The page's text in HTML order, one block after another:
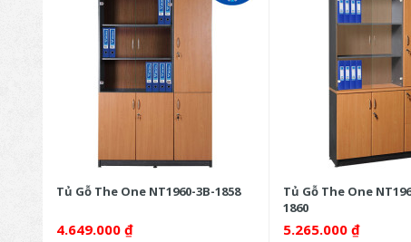
Tủ Gỗ The One NT1960-3B-1858
4.649.000 ₫
Tủ Gỗ The One
1860
5.265.000 ₫